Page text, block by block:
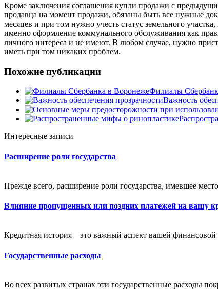
Кроме заключения соглашения купли продажи с
продавца на момент продажи, обязаны быть все нужные
месяцев и при том нужно учесть статус земельного
именно оформление коммунального обслуживания как
личного интереса и не имеют. В любом случае, нужно
иметь при том никаких проблем.
Похожие публикации
Филиалы
Важность
Интересные записи
Расширение роли государства
Прежде всего, расширение роли государства, имевшее
Влияние пропущенных или поздних платежей на вашу
Кредитная история – это важный аспект вашей
Государственные расходы
Во всех развитых странах эти государственные расходы